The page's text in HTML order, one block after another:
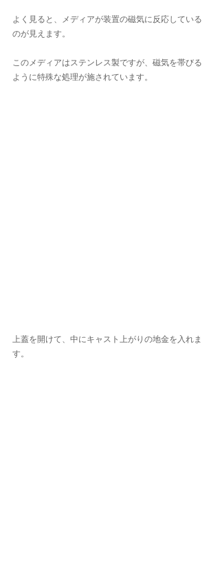
よく見ると、メディアが装置の磁気に反応している
のが見えます。
このメディアはステンレス製ですが、磁気を帯びる
ように特殊な処理が施されています。
上蓋を開けて、中にキャスト上がりの地金を入れま
す。